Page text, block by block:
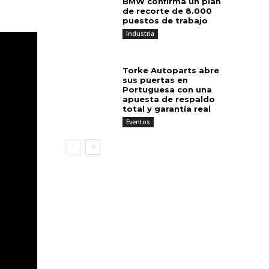
de recorte de 8.000
puestos de trabajo
Industria
Torke Autoparts abre
sus puertas en
Portuguesa con una
apuesta de respaldo
total y garantía real
Eventos